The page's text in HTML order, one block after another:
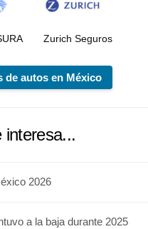
Zurich Seguros
de autos en México
interesa...
2026
a la baja durante 2025